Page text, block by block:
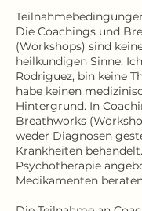
Die Coachings und
(Workshops) sind
heilkundigen Sinne.
Rodriguez, bin keine
habe keinen
Hintergrund. In
Breathworks
weder Diagnosen
Krankheiten
Psychotherapie
Medikamenten